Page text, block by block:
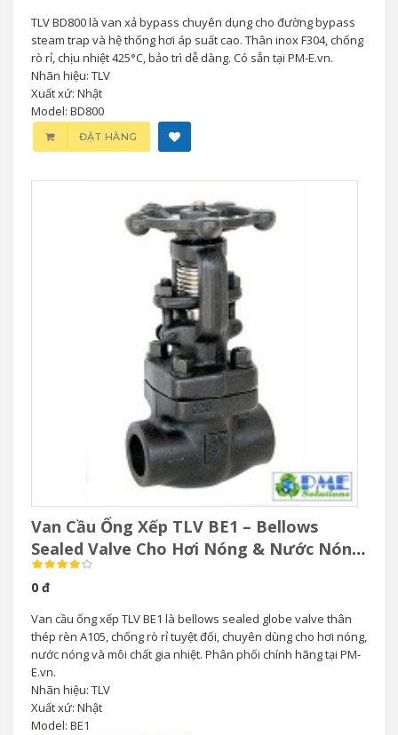
TLV BD800 là van xả bypass chuyên dụng cho đường bypass
steam trap và hệ thống hơi áp suất cao. Thân inox F304, chống
rò rỉ, chịu nhiệt 425°C, bảo trì dễ dàng. Có sẵn tại PM-E.vn.
Nhãn hiệu: TLV
Xuất xứ: Nhật
Model: BD800
ĐẶT HÀNG
Van Cầu Ống Xếp TLV BE1 – Bellows
Sealed Valve Cho Hơi Nóng & Nước Nóng
Áp Suất Cao
0 đ
Van cầu ống xếp TLV BE1 là bellows sealed globe valve thân
thép rèn A105, chống rò rỉ tuyệt đối, chuyên dùng cho hơi nóng,
nước nóng và môi chất gia nhiệt. Phân phối chính hãng tại PM-
E.vn.
Nhãn hiệu: TLV
Xuất xứ: Nhật
Model: BE1